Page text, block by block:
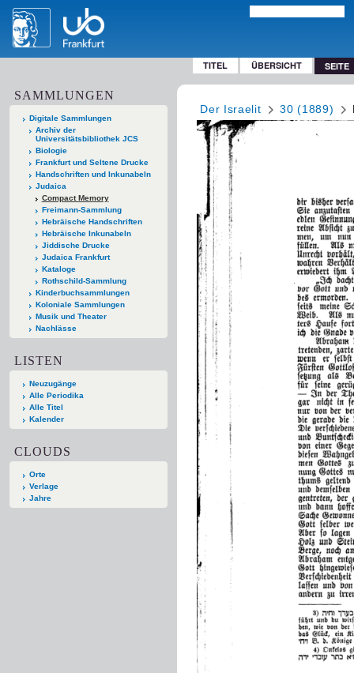
TITEL ÜBERSICHT SEITE
SAMMLUNGEN
Digitale Sammlungen
Archiv der
Universitätsbibliothek JCS
Biologie
Frankfurt und Seltene Drucke
Handschriften und Inkunabeln
Judaica
Compact Memory
Freimann-Sammlung
Hebräische Handschriften
Hebräische Inkunabeln
Jiddische Drucke
Judaica Frankfurt
Kataloge
Rothschild-Sammlung
Kinderbuchsammlungen
Koloniale Sammlungen
Musik und Theater
Nachlässe
LISTEN
Neuzugänge
Alle Periodika
Alle Titel
Kalender
CLOUDS
Orte
Verlage
Jahre
Der Israelit 30 (1889)